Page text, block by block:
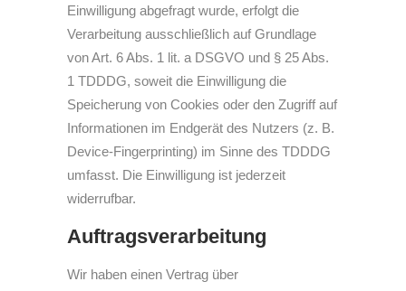
Einwilligung abgefragt wurde, erfolgt die
Verarbeitung ausschließlich auf Grundlage
von Art. 6 Abs. 1 lit. a DSGVO und § 25 Abs.
1 TDDDG, soweit die Einwilligung die
Speicherung von Cookies oder den Zugriff auf
Informationen im Endgerät des Nutzers (z. B.
Device-Fingerprinting) im Sinne des TDDDG
umfasst. Die Einwilligung ist jederzeit
widerrufbar.
Auftragsverarbeitung
Wir haben einen Vertrag über